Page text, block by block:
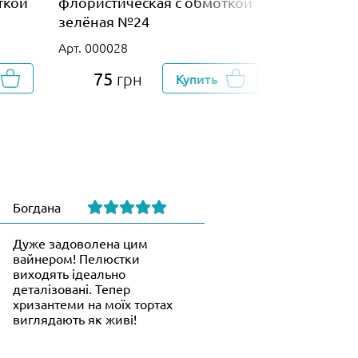
зелёная №24
Арт. 000028
75 грн Купить
Богдана
Дуже задоволена цим
вайнером! Пелюстки
виходять ідеально
деталізовані. Тепер
хризантеми на моїх тортах
виглядають як живі!